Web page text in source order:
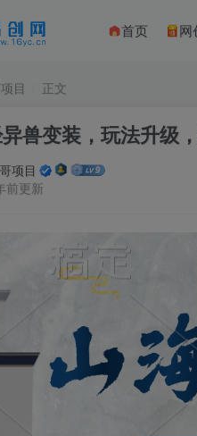
首页 网
目 正文
兽变装，玩法升级
项目
前更新